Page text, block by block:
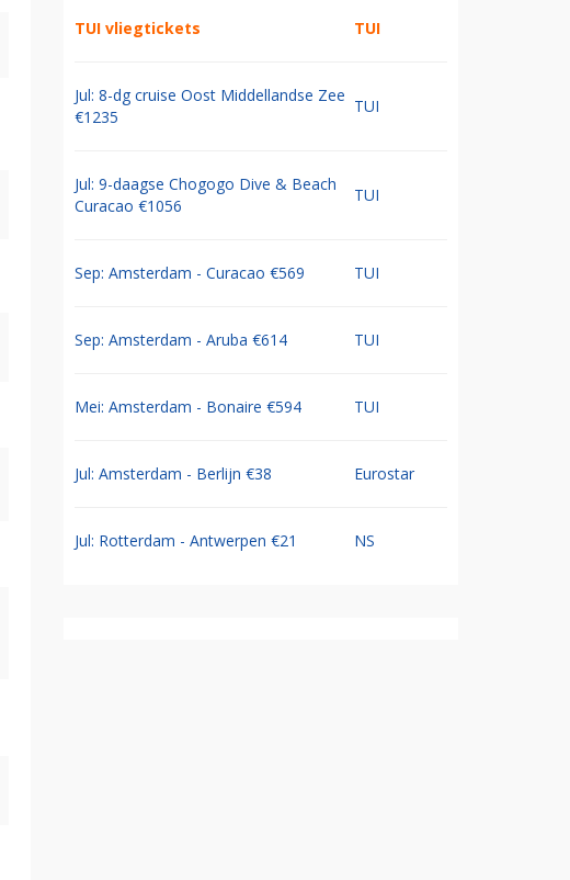
TUI vliegtickets TUI
Jul: 8-dg cruise Oost Middellandse Zee
€1235
TUI
Jul: 9-daagse Chogogo Dive & Beach
Curacao €1056
TUI
Sep: Amsterdam - Curacao €569 TUI
Sep: Amsterdam - Aruba €614 TUI
Mei: Amsterdam - Bonaire €594 TUI
Jul: Amsterdam - Berlijn €38 Eurostar
Jul: Rotterdam - Antwerpen €21 NS